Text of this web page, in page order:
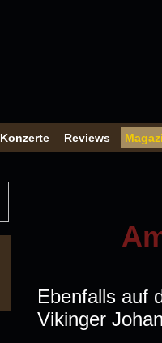
Konzerte Reviews
Ebenfalls auf
Vikinger